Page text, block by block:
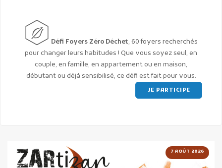
Défi Foyers Zéro Déchet, 60 foyers recherchés
pour changer leurs habitudes ! Que vous soyez seul, en
couple, en famille, en appartement ou en maison,
débutant ou déjà sensibilisé, ce défi est fait pour vous.
JE PARTICIPE
7 AOÛT 2026